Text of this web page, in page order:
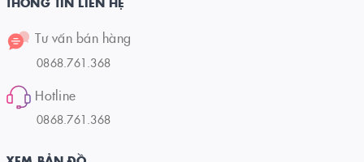
Tư vấn bán hàng
0868.761.368
Hotline
0868.761.368